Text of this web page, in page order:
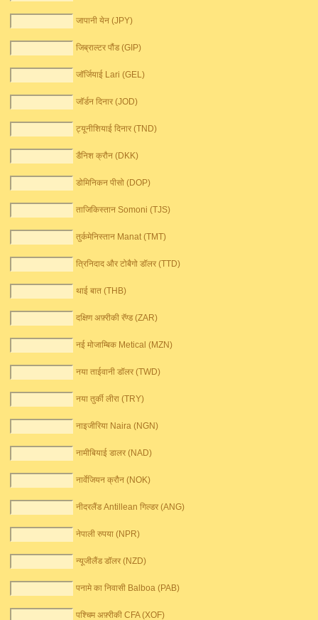
जापानी येन (JPY)
जिब्राल्टर पौंड (GIP)
जॉर्जियाई Lari (GEL)
जॉर्डन दिनार (JOD)
ट्यूनीशियाई दिनार (TND)
डैनिश क्रौन (DKK)
डोमिनिकन पीसो (DOP)
ताजिकिस्तान Somoni (TJS)
तुर्कमेनिस्तान Manat (TMT)
त्रिनिदाद और टोबैगो डॉलर (TTD)
थाई बात (THB)
दक्षिण अफ़्रीकी रॅण्ड (ZAR)
नई मोजाम्बिक Metical (MZN)
नया ताईवानी डॉलर (TWD)
नया तुर्की लीरा (TRY)
नाइजीरिया Naira (NGN)
नामीबियाई डालर (NAD)
नार्वेजियन क्रौन (NOK)
नीदरलैंड Antillean गिल्डर (ANG)
नेपाली रुपया (NPR)
न्यूजीलैंड डॉलर (NZD)
पनामे का निवासी Balboa (PAB)
पश्चिम अफ़्रीकी CFA (XOF)